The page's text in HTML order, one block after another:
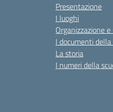
Presentazione
I luoghi
Organizzazione
I documenti
La storia
I numeri della